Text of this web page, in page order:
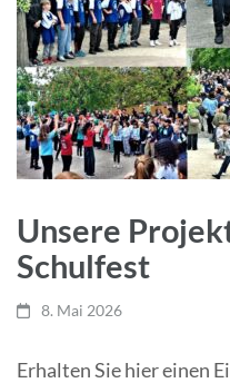
Unsere
Schulfest
8. Mai 2026
Erhalten Sie hier einen